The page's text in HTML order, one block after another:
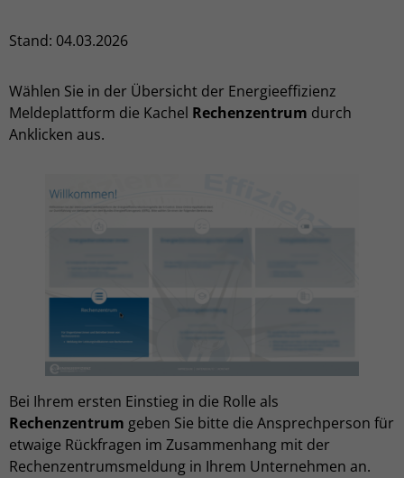
Stand: 04.03.2026
Wählen Sie in der Übersicht der Energieeffizienz
Meldeplattform die Kachel Rechenzentrum durch
Anklicken aus.
Bei Ihrem ersten Einstieg in die Rolle als
Rechenzentrum geben Sie bitte die Ansprechperson für
etwaige Rückfragen im Zusammenhang mit der
Rechenzentrumsmeldung in Ihrem Unternehmen an.